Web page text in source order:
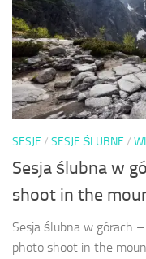
SESJE / SESJE ŚLUBNE /
Sesja ślubna w
shoot in the
Sesja ślubna w górach
photo shoot in the